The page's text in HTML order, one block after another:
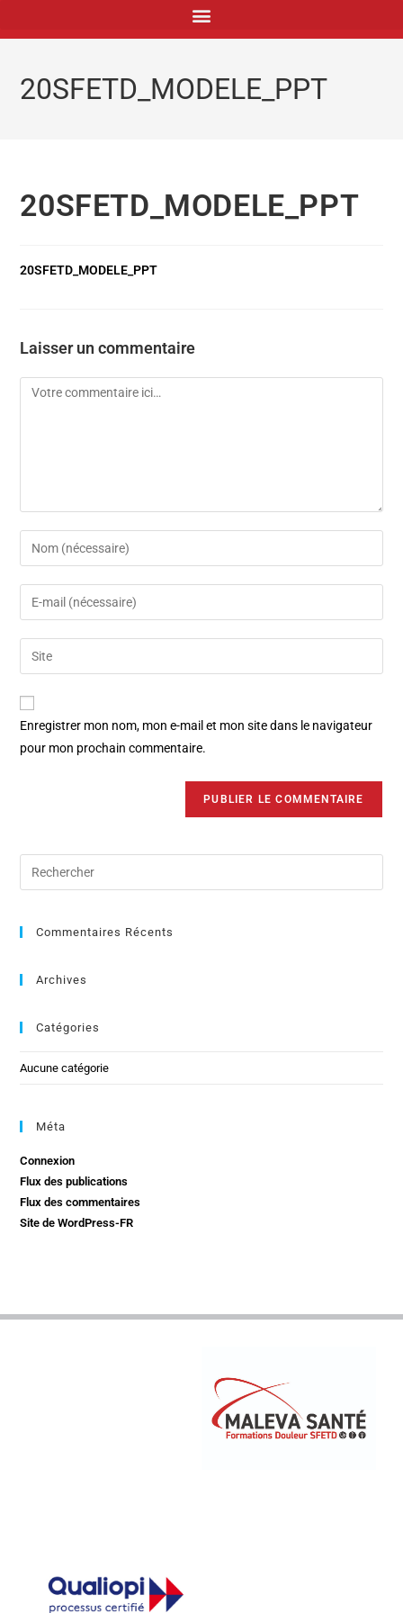
20SFETD_MODELE_PPT
20SFETD_MODELE_PPT
20SFETD_MODELE_PPT
Laisser un commentaire
Enregistrer mon nom, mon e-mail et mon site dans le navigateur
pour mon prochain commentaire.
Commentaires Récents
Archives
Catégories
Aucune catégorie
Méta
Connexion
Flux des publications
Flux des commentaires
Site de WordPress-FR